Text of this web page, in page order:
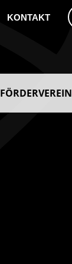
KONTAKT
FÖRDERVEREIN